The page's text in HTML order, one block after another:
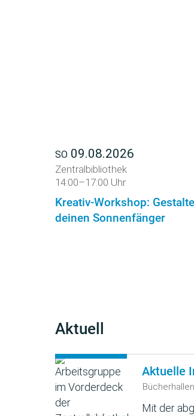
SO 09.08.2026
Zentralbibliothek
14:00–17:00 Uhr
Kreativ-Workshop: Gestalte
deinen Sonnenfänger
Aktuell
Aktuelle
Mit der